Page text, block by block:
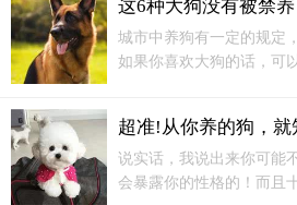
归来。恩，它大概以为你是去捕食去了
了...
这6种大狗没有被禁
城市中养狗有一定的规定
如果你喜欢大狗的话，可
大，但是它们性格也是非
也是可以养的。饲养注意
超准!从你养的狗，
说实话，我说出来你可能
会暴露你的性格的！而且